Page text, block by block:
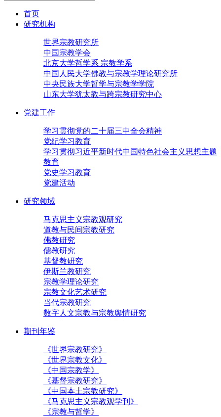
首页
研究机构
世界宗教研究所
中国宗教学会
北京大学哲学系 宗教学系
中国人民大学佛教与宗教学理论研究所
中央民族大学哲学与宗教学学院
山东大学犹太教与跨宗教研究中心
党建工作
学习贯彻党的二十届三中全会精神
党纪学习教育
学习贯彻习近平新时代中国特色社会主义思想主题
教育
党史学习教育
党建活动
研究领域
马克思主义宗教观研究
道教与民间宗教研究
佛教研究
儒教研究
基督教研究
伊斯兰教研究
宗教学理论研究
宗教文化艺术研究
当代宗教研究
数字人文宗教与宗教舆情研究
期刊年鉴
《世界宗教研究》
《世界宗教文化》
《中国宗教学》
《基督宗教研究》
《中国本土宗教研究》
《马克思主义宗教观学刊》
《宗教与哲学》